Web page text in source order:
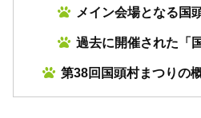
メイン会場となる国
過去に開催された「
第38回国頭村まつりの